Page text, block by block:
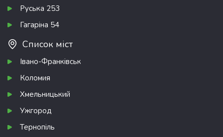
Руська 253
Гагаріна 54
Список міст
Івано-Франківськ
Коломия
Хмельницький
Ужгород
Тернопіль